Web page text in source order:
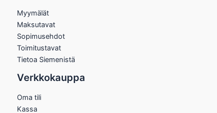
Myymälät
Maksutavat
Sopimusehdot
Toimitustavat
Tietoa Siemenistä
Verkkokauppa
Oma tili
Kassa